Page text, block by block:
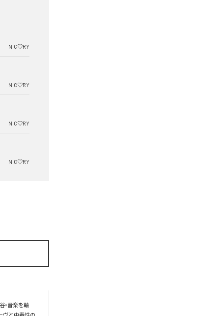
NIC♡RY
NIC♡RY
NIC♡RY
NIC♡RY
×音楽を軸
ヴと中毒性の